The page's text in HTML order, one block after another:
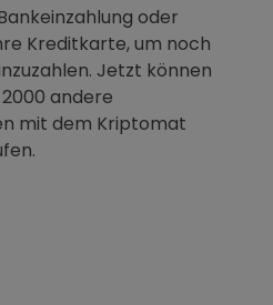
oder
Kreditkarte, um noch
Jetzt können
andere
mit dem Kriptomat